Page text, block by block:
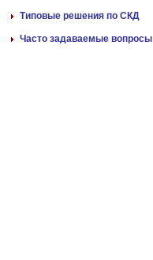
Типовые решения по СКД
Часто задаваемые вопросы